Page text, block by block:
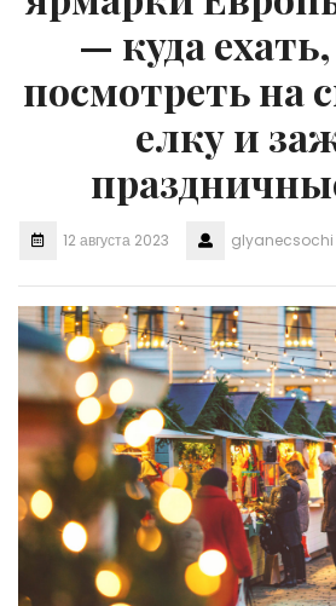
— куда
посмотреть на
елку и
12 августа 2023 glyanecsochi